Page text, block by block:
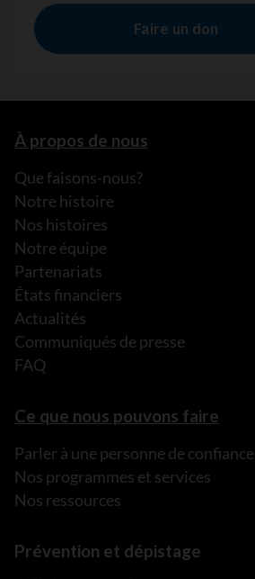
À propos de nous
Que faisons-nous?
Notre histoire
Nos histoires
Notre équipe
Partenariats
États financiers
Actualités
Communiqués de presse
FAQ
Ce que nous pouvons faire
Parler à une personne de confiance
Nos programmes et services
Nos ressources
Prévention et dépistage